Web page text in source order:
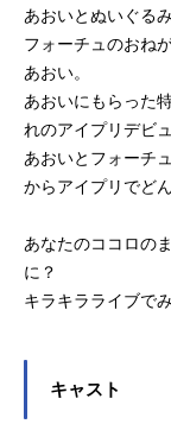
あおいとぬいぐる
フォーチュのおね
あおい。
あおいにもらった
れのアイプリデビュ
あおいとフォーチ
からアイプリでど
あなたのココロの
に？
キラキラライブで
キャスト